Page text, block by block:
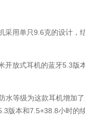
采用单只9.6克的设计，
开放式耳机的蓝牙5.3版
水等级为这款耳机增加
版本和7.5+38.8小时的